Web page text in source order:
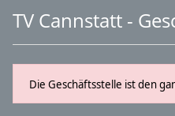
TV Cannstatt -
Die Geschäftsstelle ist den